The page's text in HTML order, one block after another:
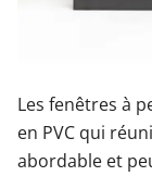
Les fenêtres à
en PVC qui
abordable et